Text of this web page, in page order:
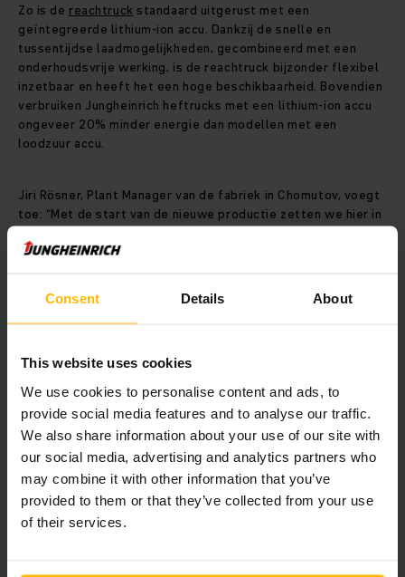
Consent Details About
This website uses cookies
We use cookies to personalise content and ads, to
provide social media features and to analyse our traffic.
We also share information about your use of our site with
our social media, advertising and analytics partners who
may combine it with other information that you’ve
provided to them or that they’ve collected from your use
of their services.
Zo is de reachtruck standaard uitgerust met een
geïntegreerde lithium-ion accu. Dankzij de snelle en
tussentijdse laadmogelijkheden, gecombineerd met een
onderhoudsvrije werking, is de reachtruck bijzonder flexibel
inzetbaar en heeft het een hoge beschikbaarheid. Bovendien
verbruiken Jungheinrich heftrucks met een lithium-ion accu
ongeveer 20% minder energie dan modellen met een
loodzuur accu.
Jiri Rösner, Plant Manager van de fabriek in Chomutov, voegt
toe: “Met de start van de nieuwe productie zetten we hier in
We produceren momenteel het meest efficiënte model tot
concern en voor Jungheinrich Chomutov.”
214i) en 1.600 kg (ETV 216i) en kan lasten heffen tot een
slechts 1.278 mm zijn de reachtrucks aanzienlijk korter dan
conventionele modellen. Hierdoor zijn ze ideaal voor de
inzet in smalle gangpaden. Het speciaal voor deze serie
ontwikkelde aandrijfsysteem omvat een nieuwe
aandrijfmotor, versnellingsbak en aandrijfwiel. Daarnaast
beschikt het over een nieuwe generatie omvormers, die door
Jungheinrich zelf is ontwikkeld.